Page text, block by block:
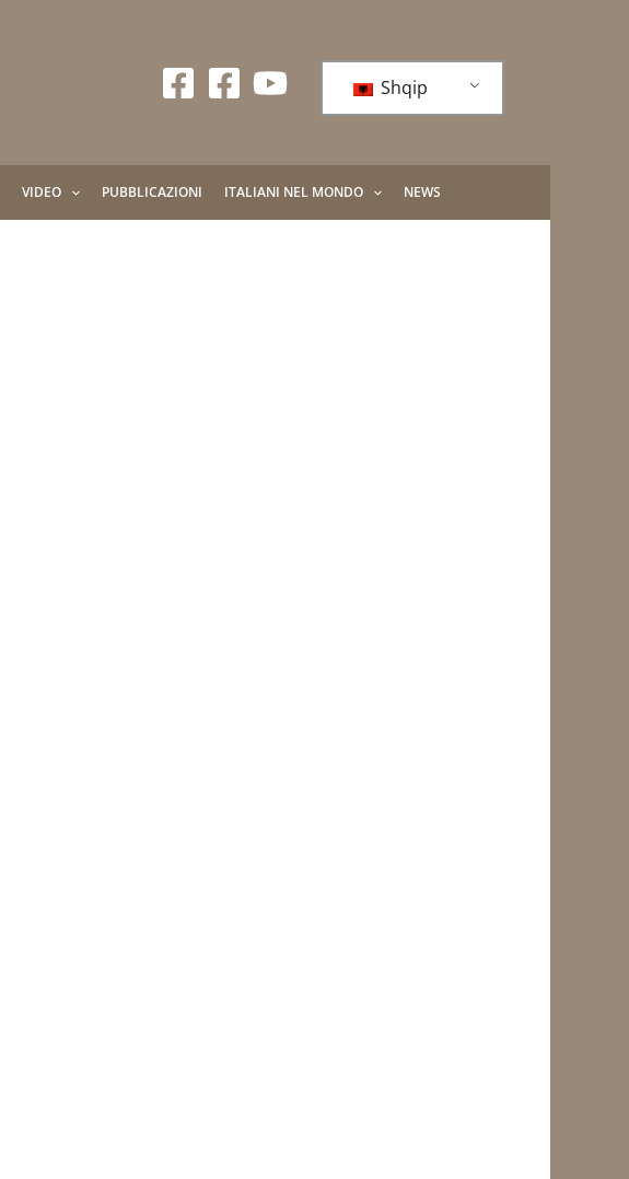
Shqip
VIDEO PUBBLICAZIONI ITALIANI NEL MONDO NEWS